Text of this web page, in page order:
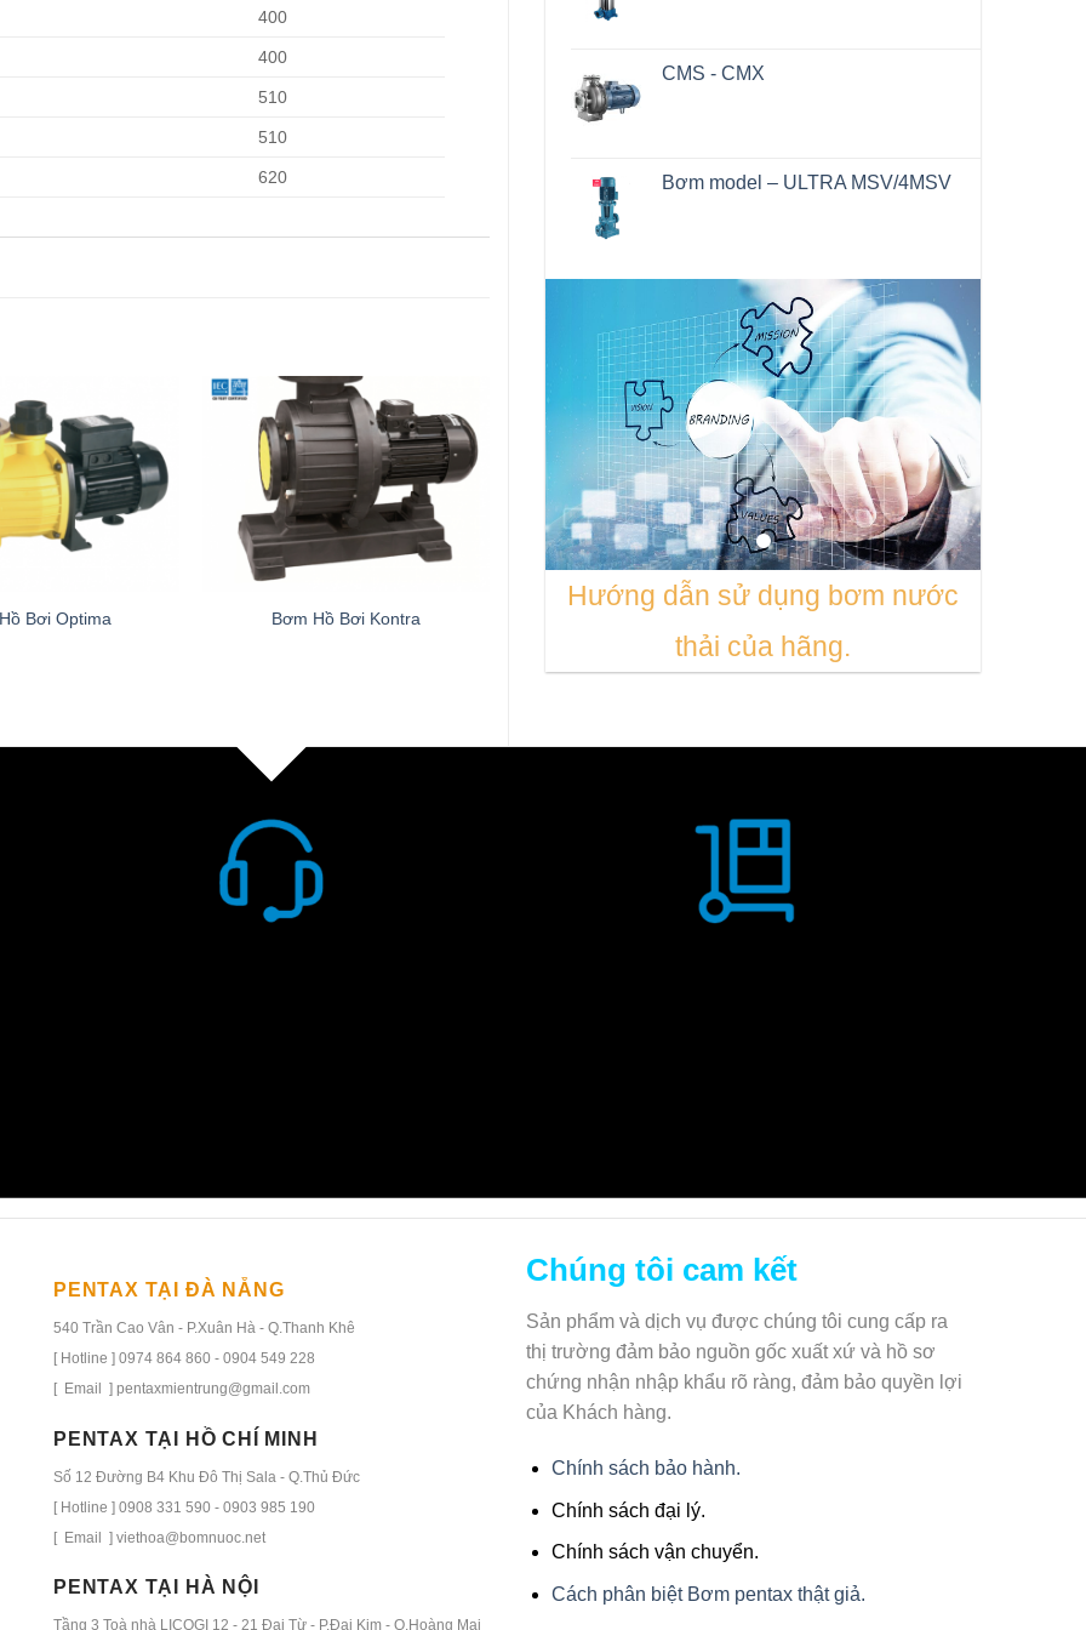
400
400
510
510
620
Bơi Optima Bơm Hồ Bơi Kontra
CMS - CMX
Bơm model – ULTRA MSV/4MSV
Hướng dẫn sử dụng bơm nước
thải của hãng.
PENTAX TẠI ĐÀ NẴNG
540 Trần Cao Vân - P.Xuân Hà - Q.Thanh Khê
[ Hotline ] 0974 864 860 - 0904 549 228
[ Email ] pentaxmientrung@gmail.com
PENTAX TẠI HỒ CHÍ MINH
Số 12 Đường B4 Khu Đô Thị Sala - Q.Thủ Đức
[ Hotline ] 0908 331 590 - 0903 985 190
[ Email ] viethoa@bomnuoc.net
PENTAX TẠI HÀ NỘI
Tầng 3 Toà nhà LICOGI 12 - 21 Đại Từ - P.Đại Kim - Q.Hoàng Mai
Chúng tôi cam kết
Sản phẩm và dịch vụ được chúng tôi cung cấp ra
thị trường đảm bảo nguồn gốc xuất xứ và hồ sơ
chứng nhận nhập khẩu rõ ràng, đảm bảo quyền lợi
của Khách hàng.
Chính sách bảo hành.
Chính sách đại lý.
Chính sách vận chuyển.
Cách phân biệt Bơm pentax thật giả.